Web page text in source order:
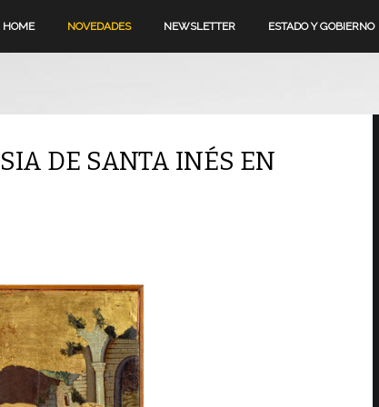
HOME NOVEDADES NEWSLETTER ESTADO Y GOBIERNO
DE SANTA INÉS EN